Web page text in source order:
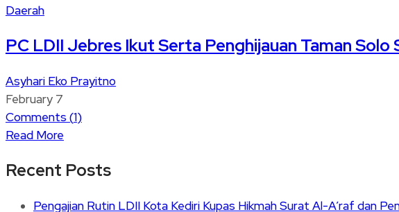
Daerah
PC LDII Jebres Ikut Serta Penghijauan Taman Solo
Asyhari Eko Prayitno
February 7
Comments (1)
Read More
Recent Posts
Pengajian Rutin LDII Kota Kediri Kupas Hikmah Surat Al-A’raf dan